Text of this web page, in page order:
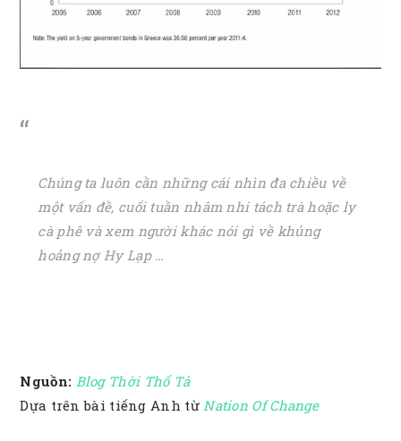
Chúng ta luôn cần những cái nhìn đa chiều về
một vấn đề, cuối tuần nhâm nhi tách trà hoặc ly
cà phê và xem người khác nói gì về khủng
hoảng nợ Hy Lạp …
Nguồn: Blog Thời Thổ Tả
Dựa trên bài tiếng Anh từ Nation Of Change